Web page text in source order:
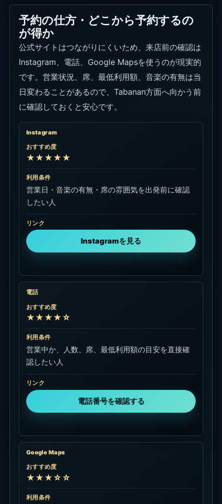
予約の仕方・どこから予約するの
が得か
公式サイトはつながりにくいため、来店前の確認は
Instagram、電話、Google Mapsを使うのが現実的
です。営業状況、席、最低利用額、音楽の有無は当
日変わることがあるので、Tabanan方面へ向かう前
に確認しておくと安心です。
Instagram
おすすめ度
★★★★★
利用条件
営業日・音楽の有無・席の雰囲気を出発前に確認
したい人
リンク
Instagramを見る
電話
おすすめ度
★★★★☆
利用条件
営業中か、人数、席、最低利用額の目安を直接確
認したい人
リンク
電話番号を確認する
Google Maps
おすすめ度
★★★☆☆
利用条件